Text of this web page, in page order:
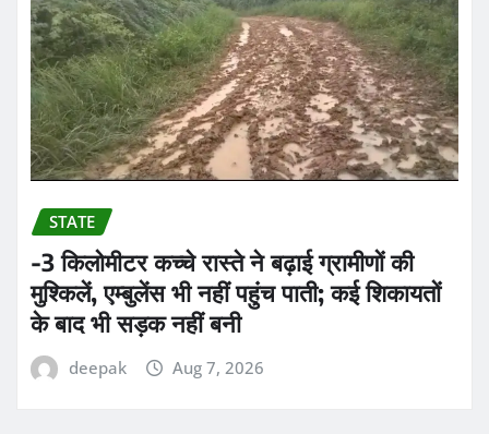
STATE
-3 किलोमीटर कच्चे रास्ते ने बढ़ाई ग्रामीणों की
मुश्किलें, एम्बुलेंस भी नहीं पहुंच पाती; कई शिकायतों
के बाद भी सड़क नहीं बनी
deepak Aug 7, 2026